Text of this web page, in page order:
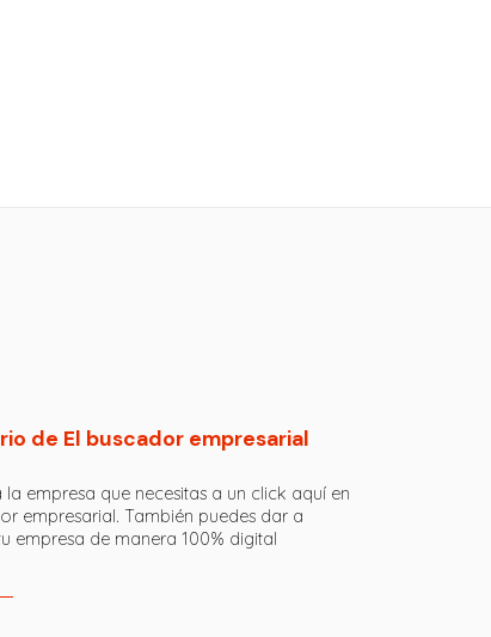
de El buscador empresarial
la empresa que necesitas a un click aquí en
empresarial. También puedes dar a
empresa de manera 100% digital